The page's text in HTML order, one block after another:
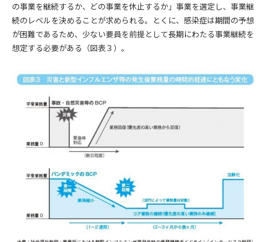
の事業を継続するか、どの事業を休止するか」事業を選定し、事業継
続のレベルを決めることが求められる。とくに、感染症は期間の予想
が困難であるため、少ない要員を前提として長期にわたる事業継続を
想定する必要がある（図表３）。